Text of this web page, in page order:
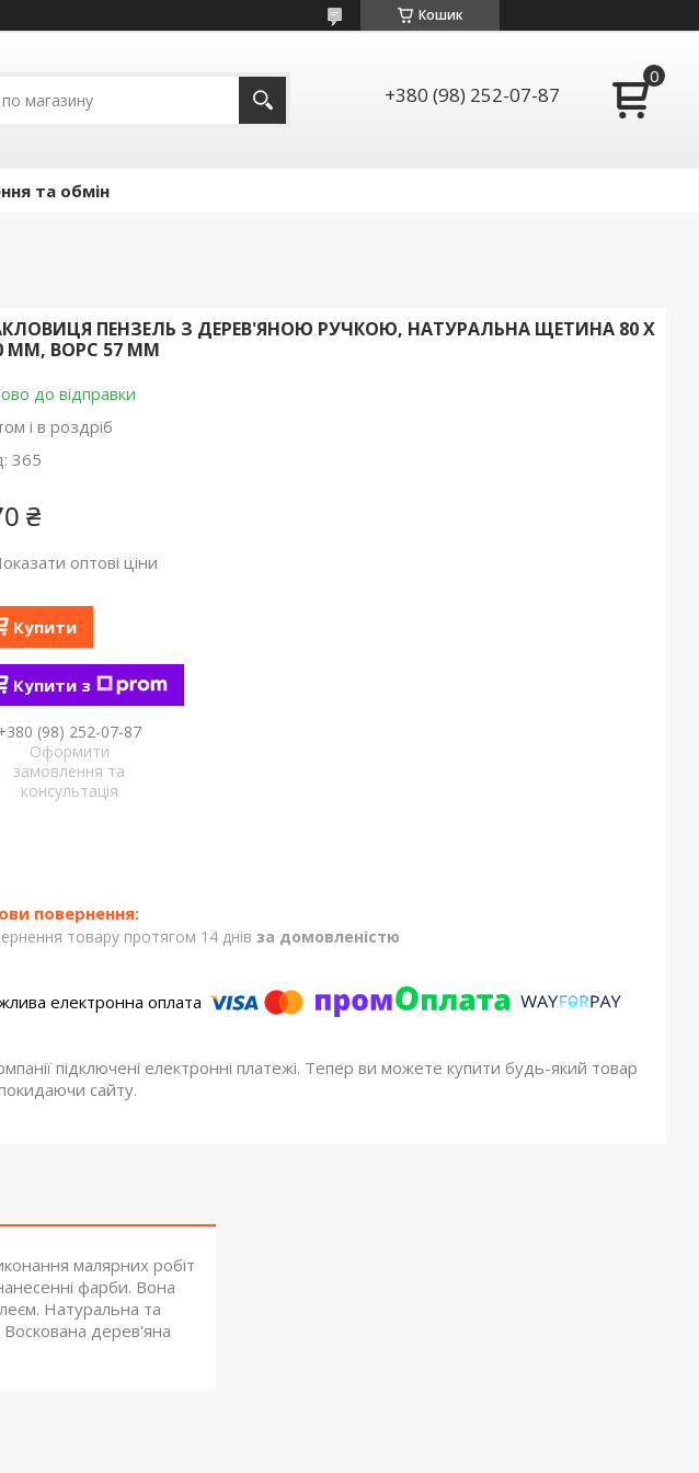
Кошик
+380 (98) 252-07-87
та обмін
ПЕНЗЕЛЬ З ДЕРЕВ'ЯНОЮ РУЧКОЮ, НАТУРАЛЬНА ЩЕТИНА 80 X
ММ, ВОРС 57 ММ
до відправки
і в роздріб
365
₴
оптові ціни
Купити
Купити з
(98) 252-07-87
Оформити
замовлення та
консультація
товару протягом 14 днів за домовленістю
підключені електронні платежі. Тепер ви можете купити будь-який товар
сайту.
малярних робіт
фарби. Вона
Натуральна та
дерев'яна